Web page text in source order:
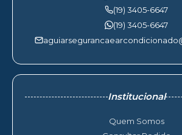
(19) 3405-6647
(19) 3405-6647
Institucional
Quem Somos